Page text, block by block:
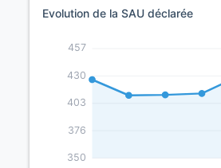
Evolution de la SAU déclarée
350
376
403
430
457